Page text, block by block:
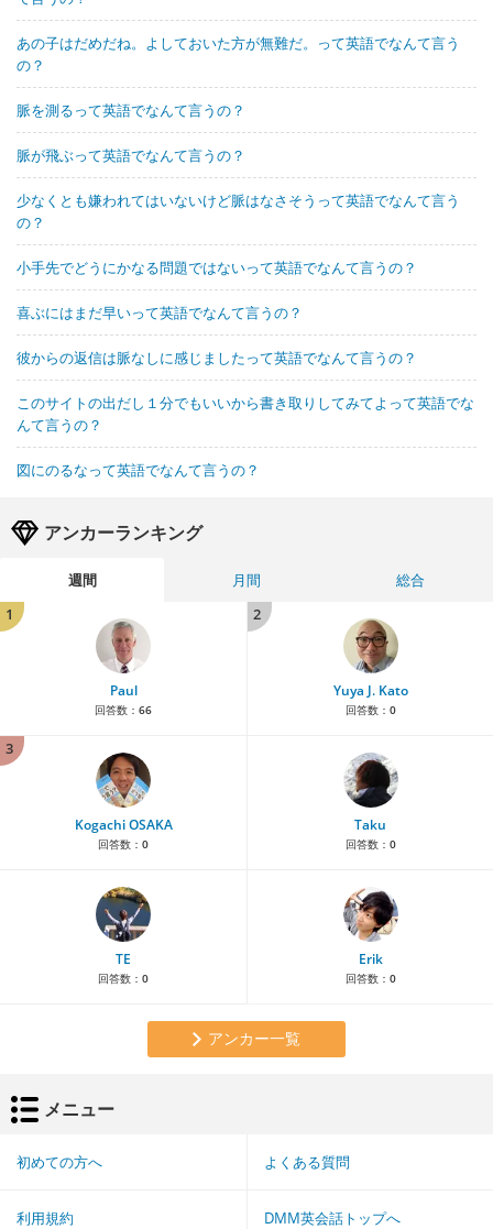
あの子はだめだね。よしておいた方が無難だ。って英語でなんて言う
の？
脈を測るって英語でなんて言うの？
脈が飛ぶって英語でなんて言うの？
少なくとも嫌われてはいないけど脈はなさそうって英語でなんて言う
の？
小手先でどうにかなる問題ではないって英語でなんて言うの？
喜ぶにはまだ早いって英語でなんて言うの？
彼からの返信は脈なしに感じましたって英語でなんて言うの？
このサイトの出だし１分でもいいから書き取りしてみてよって英語でな
んて言うの？
図にのるなって英語でなんて言うの？
アンカーランキング
週間 月間
総合
1
Paul
回答数： 66
2
Yuya J. Kato
回答数： 0
3
Kogachi OSAKA
回答数： 0
Taku
回答数： 0
TE
回答数： 0
Erik
回答数： 0
アンカー一覧
メニュー
初めての方へ よくある質問
利用規約 DMM英会話トップへ